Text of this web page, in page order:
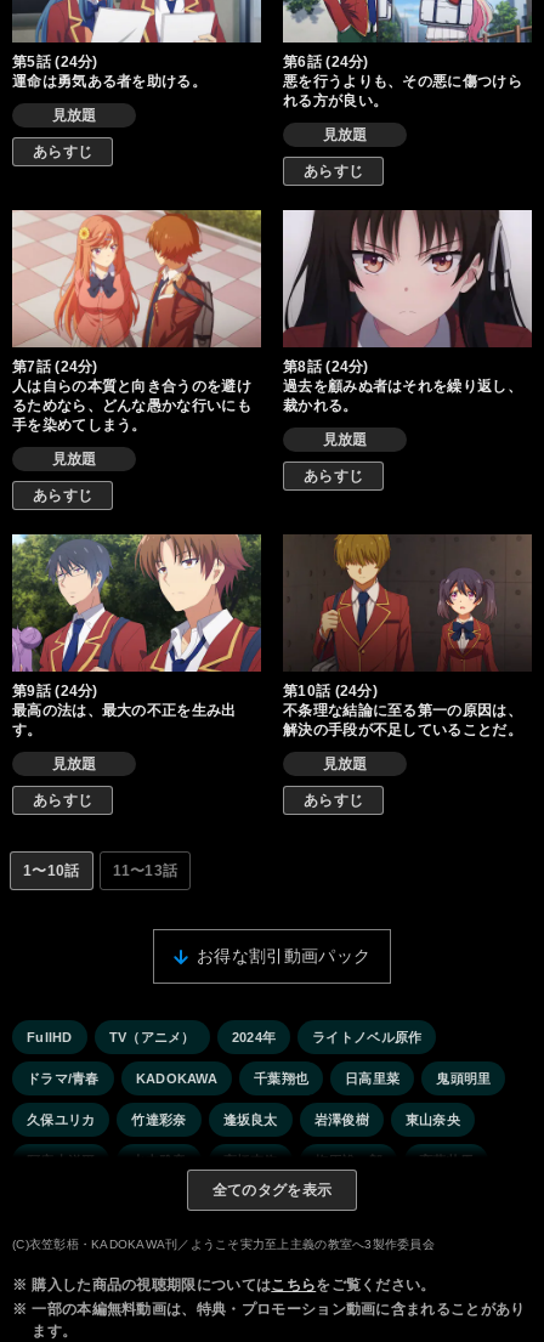
第5話 (24分)
運命は勇気ある者を助ける。
見放題
あらすじ
第6話 (24分)
悪を行うよりも、その悪に傷つけら
れる方が良い。
見放題
あらすじ
第7話 (24分)
人は自らの本質と向き合うのを避け
るためなら、どんな愚かな行いにも
手を染めてしまう。
見放題
あらすじ
第8話 (24分)
過去を顧みぬ者はそれを繰り返し、
裁かれる。
見放題
あらすじ
第9話 (24分)
最高の法は、最大の不正を生み出
す。
見放題
あらすじ
第10話 (24分)
不条理な結論に至る第一の原因は、
解決の手段が不足していることだ。
見放題
あらすじ
1〜10話 11〜13話
お得な割引動画パック
FullHD TV（アニメ） 2024年 ライトノベル原作
ドラマ/青春 KADOKAWA 千葉翔也 日高里菜 鬼頭明里
久保ユリカ 竹達彩奈 逢坂良太 岩澤俊樹 東山奈央
阿座上洋平 水中雅章 高橋李依 梅原裕一郎 斉藤壮馬
全てのタグを表示
(C)衣笠彰梧・KADOKAWA刊／ようこそ実力至上主義の教室へ3製作委員会
※ 購入した商品の視聴期限についてはこちらをご覧ください。
※ 一部の本編無料動画は、特典・プロモーション動画に含まれることがあり
ます。